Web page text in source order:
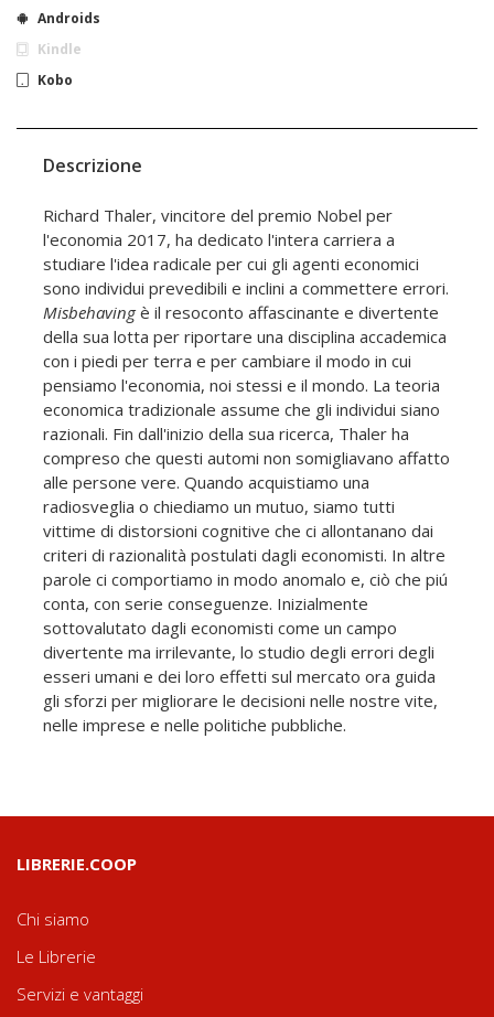
Androids
Kindle
Kobo
Descrizione
Richard Thaler, vincitore del premio Nobel per
l'economia 2017, ha dedicato l'intera carriera a
studiare l'idea radicale per cui gli agenti economici
sono individui prevedibili e inclini a commettere errori.
Misbehavingè il resoconto affascinante e divertente
della sua lotta per riportare una disciplina accademica
con i piedi per terra e per cambiare il modo in cui
pensiamo l'economia, noi stessi e il mondo. La teoria
economica tradizionale assume che gli individui siano
razionali. Fin dall'inizio della sua ricerca, Thaler ha
compreso che questi automi non somigliavano affatto
alle persone vere. Quando acquistiamo una
radiosveglia o chiediamo un mutuo, siamo tutti
vittime di distorsioni cognitive che ci allontanano dai
criteri di razionalità postulati dagli economisti. In altre
parole ci comportiamo in modo anomalo e, ciò che piú
conta, con serie conseguenze. Inizialmente
sottovalutato dagli economisti come un campo
divertente ma irrilevante, lo studio degli errori degli
esseri umani e dei loro effetti sul mercato ora guida
gli sforzi per migliorare le decisioni nelle nostre vite,
nelle imprese e nelle politiche pubbliche.
LIBRERIE.COOP
Chi siamo
Le Librerie
Servizi e vantaggi